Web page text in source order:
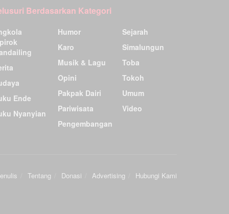
Berdasarkan Kategori
Ende
Nyanyian
Humor
Karo
Musik & Lagu
Opini
Pakpak Dairi
Pariwisata
Pengembangan
Sejarah
Simalungun
Toba
Tokoh
Umum
Video
Tentang Donasi Advertising Hubungi Kami